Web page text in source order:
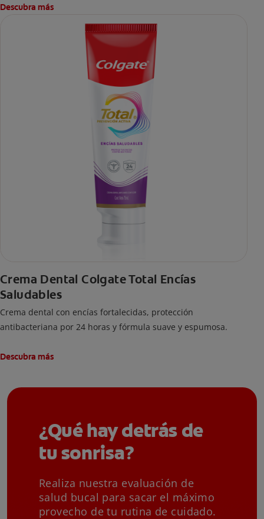
por dentistas.
Descubra más
Crema Dental Colgate Total Encías
Saludables
Crema dental con encías fortalecidas, protección
antibacteriana por 24 horas y fórmula suave y espumosa.
Descubra más
¿Qué hay detrás de
tu sonrisa?
Realiza nuestra evaluación de
salud bucal para sacar el máximo
provecho de tu rutina de cuidado.